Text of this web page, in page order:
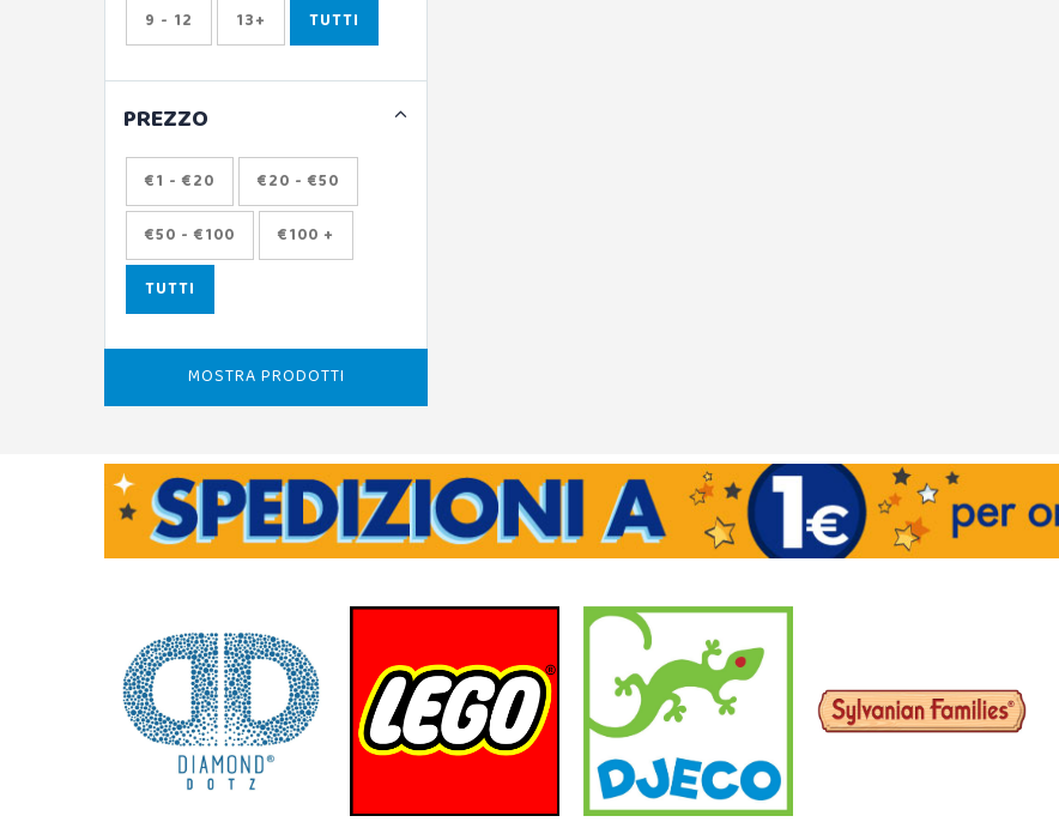
9 - 12 13+ TUTTI
PREZZO
€1 - €20 €20 - €50
€50 - €100 €100 +
TUTTI
MOSTRA PRODOTTI